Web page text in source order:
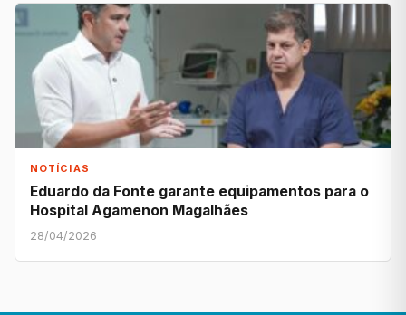
NOTÍCIAS
Eduardo da Fonte garante equipamentos para o
Hospital Agamenon Magalhães
28/04/2026